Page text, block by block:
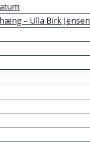
– Ulla Birk Jensen